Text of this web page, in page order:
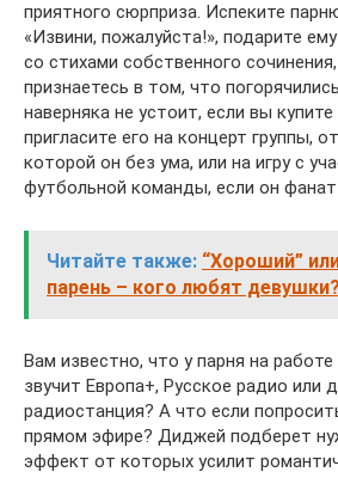
приятного сюрприза. Испеките
«Извини, пожалуйста!», подарите
со стихами собственного
признаетесь в том, что
наверняка не устоит, если вы
пригласите его на концерт группы,
которой он без ума, или на игру с
футбольной команды, если он
Читайте также: “Хороший”
парень – кого любят девушки?
Вам известно, что у парня на
звучит Европа+, Русское радио или
радиостанция? А что если
прямом эфире? Диджей подберет
эффект от которых усилит